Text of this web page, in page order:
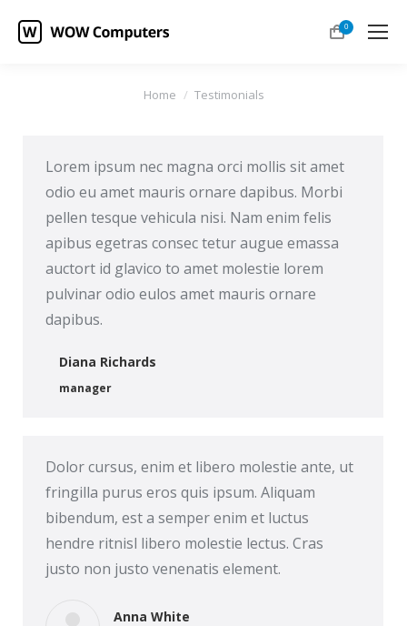
0
You are here:
Home Testimonials
Lorem ipsum nec magna orci mollis sit amet
odio eu amet mauris ornare dapibus. Morbi
pellen tesque vehicula nisi. Nam enim felis
apibus egetras consec tetur augue emassa
auctort id glavico to amet molestie lorem
pulvinar odio eulos amet mauris ornare
dapibus.
Diana Richards
manager
Dolor cursus, enim et libero molestie ante, ut
fringilla purus eros quis ipsum. Aliquam
bibendum, est a semper enim et luctus
hendre ritnisl libero molestie lectus. Cras
justo non justo venenatis element.
Anna White